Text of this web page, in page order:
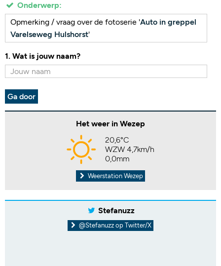
Onderwerp:
Opmerking / vraag over de fotoserie 'Auto in greppel
Varelseweg Hulshorst'
1. Wat is jouw naam?
Ga door
Het weer in Wezep
20,6°C
WZW 4,7km/h
0,0mm
Weerstation Wezep
Stefanuzz
@Stefanuzz op Twitter/X